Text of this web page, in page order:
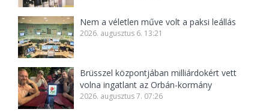
Nem a véletlen műve volt a paksi leállás
2026. augusztus 6. 13:21
Brüsszel központjában milliárdokért vett
volna ingatlant az Orbán-kormány
2026. augusztus 7. 07:26